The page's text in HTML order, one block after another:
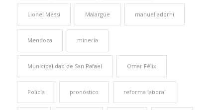
Lionel Messi Malargüe manuel adorni
Mendoza minería
Municipalidad de San Rafael Omar Félix
Policía pronóstico reforma laboral